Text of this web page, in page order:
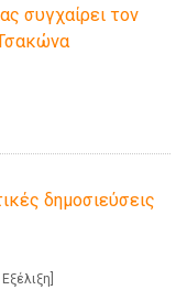
συγχαίρει τον
δημοσιεύσεις